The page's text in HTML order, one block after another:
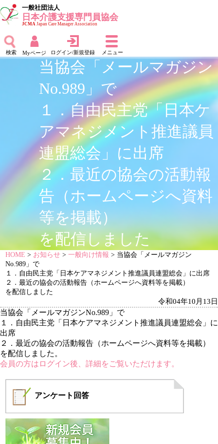
一般社団法人
日本介護支援専門員協会
JCMAJapan Care Manager Association
検索 Myページ ログイン/新規登録 メニュー
当協会「メールマガジン
No.989」で
１．自由民主党「日本ケ
アマネジメント推進議員
連盟総会」に出席
２．最近の協会の活動報
告（ホームページへ資料
等を掲載）
を配信しました
HOME > お知らせ >一般向け情報 > 当協会「メールマガジン
No.989」で
１．自由民主党「日本ケアマネジメント推進議員連盟総会」に出席
２．最近の協会の活動報告（ホームページへ資料等を掲載）
を配信しました
令和04年10月13日
当協会「メールマガジンNo.989」で
１．自由民主党「日本ケアマネジメント推進議員連盟総会」に
出席
２．最近の協会の活動報告（ホームページへ資料等を掲載）
を配信しました。
会員の方はログイン後、詳細をご覧いただけます。
アンケート 回答